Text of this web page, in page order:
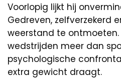
Voorlopig lijkt hij
Gedreven, zelfverzekerd
weerstand te
wedstrijden meer dan
psychologische
extra gewicht draagt.